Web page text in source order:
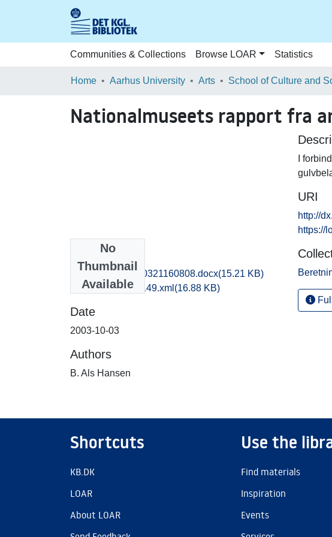
Communities & Collections Browse LOAR Statistics
Home Aarhus University Arts
Nationalmuseets rapport fra
No
Thumbnail
Available
nat1kiha_20170321160808.docx(15.21 KB)
recordxml_item_149.xml (16.88 KB)
Date
2003-10-03
Authors
B. Als Hansen
I
URI
http://
https://
Shortcuts
KB.DK
LOAR
About LOAR
Use the
Find materials
Inspiration
Events